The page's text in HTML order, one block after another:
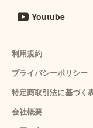
Youtube
利用規約
プライバシーポリシー
特定商取引法に基づく
会社概要